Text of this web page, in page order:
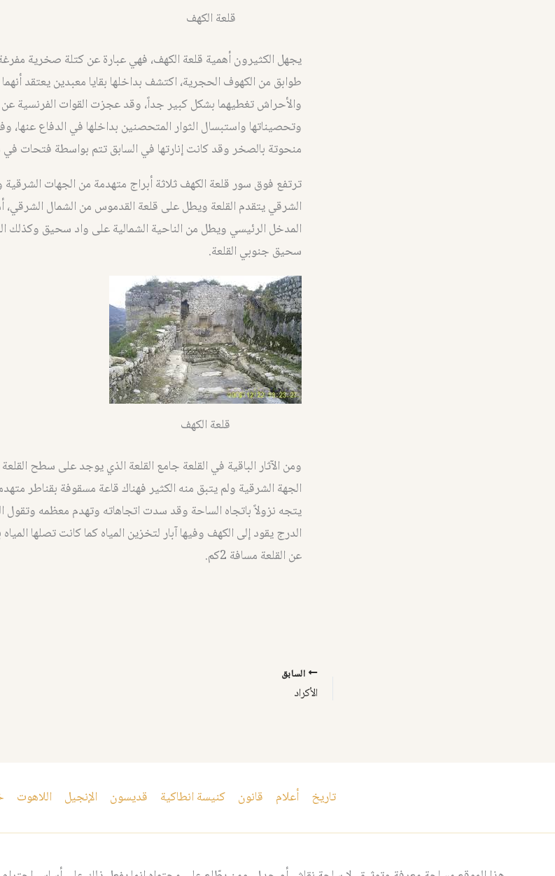
قلعة الكهف
يجهل الكثيرون أهمية قلعة الكهف، فهي عبارة عن كتلة صخرية
طوابق من الكهوف الحجرية، اكتشف بداخلها بقايا معبدين يعتقد أنهما
والأحراش تغطيهما بشكل كبير جداً، وقد عجزت القوات الفرنسية
وتحصيناتها واستبسال الثوار المتحصنين بداخلها في الدفاع
منحوتة بالصخر وقد كانت إنارتها في السابق تتم بواسطة فتحات
ترتفع فوق سور قلعة الكهف ثلاثة أبراج متهدمة من الجهات الشرقية
الشرقي يتقدم القلعة ويطل على قلعة القدموس من الشمال الشرقي،
المدخل الرئيسي ويطل من الناحية الشمالية على واد سحيق وكذلك
سحيق جنوبي القلعة.
قلعة الكهف
ومن الآثار الباقية في القلعة جامع القلعة الذي يوجد على سطح
الجهة الشرقية ولم يتبق منه الكثير فهناك قاعة مسقوفة بقناطر
يتجه نزولاً باتجاه الساحة وقد سدت اتجاهاته وتهدم معظمه وتقول
الدرج يقود إلى الكهف وفيها آبار لتخزين المياه كما كانت تصلها
عن القلعة مسافة 2كم.
السابق
الأكراد
تاريخ أعلام قانون كنيسة انطاكية قديسون الإنجيل اللاهوت